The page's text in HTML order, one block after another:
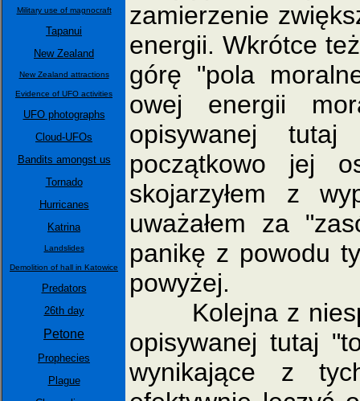
Military use of magnocraft
Tapanui
New Zealand
New Zealand attractions
Evidence of UFO activities
UFO photographs
Cloud-UFOs
Bandits amongst us
Tornado
Hurricanes
Katrina
Landslides
Demolition of hall in Katowice
Predators
26th day
Petone
Prophecies
Plague
zamierzenie
energii. Wkrótce
górę "pola
owej energii
opisywanej
początkowo jej
skojarzyłem z
uważałem za
panikę z powodu
powyżej.
Kolejna z
opisywanej tutaj
wynikające z